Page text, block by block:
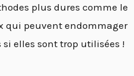
plus dures comme le
qui peuvent endommager
elles sont trop utilisées !